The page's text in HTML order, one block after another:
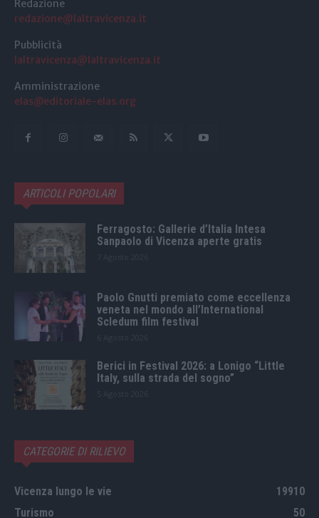
Redazione
redazione@laltravicenza.it
Pubblicità
laltravicenza@laltravicenza.it
Amministrazione
elas@editoriale-elas.org
ARTICOLI POPOLARI
Ferragosto: Gallerie d’Italia Intesa
Sanpaolo di Vicenza aperte gratis
Paolo Gnutti premiato come eccellenza
veneta nel mondo all’International
Scledum film festival
Berici in Festival 2026: a Lonigo “Little
Italy, sulla strada del sogno”
CATEGORIE DI RILIEVO
Vicenza lungo le vie
19910
Turismo
50